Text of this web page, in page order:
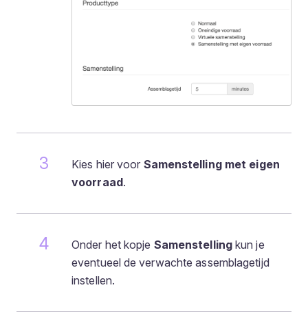
Kies hier voor Samenstelling met eigen
voorraad.
Onder het kopje Samenstellingkun je
eventueel de verwachte assemblagetijd
instellen.